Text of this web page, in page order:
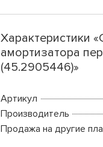
Характеристики
амортизатора
(45.2905446)»
Артикул
Производитель
Продажа на другие